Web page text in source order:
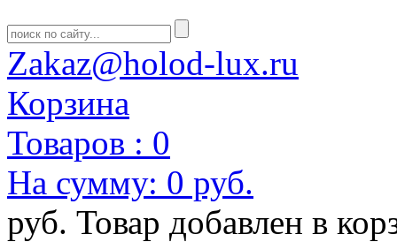
Zakaz@holod-lux.ru
Корзина
Товаров : 0
На сумму: 0 руб.
руб. Товар добавлен в